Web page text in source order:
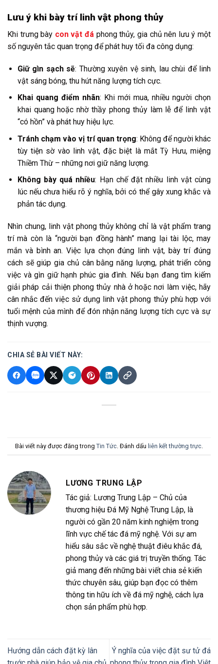
Lưu ý khi bày trí linh vật phong thủy
Khi trưng bày con vật đá phong thủy, gia chủ nên lưu ý một
số nguyên tắc quan trọng để phát huy tối đa công dụng:
Giữ gìn sạch sẽ: Thường xuyên vệ sinh, lau chùi để linh
vật sáng bóng, thu hút năng lượng tích cực.
Khai quang điểm nhãn: Khi mới mua, nhiều người chọn
khai quang hoặc nhờ thầy phong thủy làm lễ để linh vật
“có hồn” và phát huy hiệu lực.
Tránh chạm vào vị trí quan trọng: Không để người khác
tùy tiện sờ vào linh vật, đặc biệt là mắt Tỳ Hưu, miệng
Thiềm Thừ – những nơi giữ năng lượng.
Không bày quá nhiều: Hạn chế đặt nhiều linh vật cùng
lúc nếu chưa hiểu rõ ý nghĩa, bởi có thể gây xung khắc và
phản tác dụng.
Nhìn chung, linh vật phong thủy không chỉ là vật phẩm trang
trí mà còn là “người bạn đồng hành” mang lại tài lộc, may
mắn và bình an. Việc lựa chọn đúng linh vật, bày trí đúng
cách sẽ giúp gia chủ cân bằng năng lượng, phát triển công
việc và gìn giữ hạnh phúc gia đình. Nếu bạn đang tìm kiếm
giải pháp cải thiện phong thủy nhà ở hoặc nơi làm việc, hãy
cân nhắc đến việc sử dụng linh vật phong thủy phù hợp với
tuổi mệnh của mình để đón nhận năng lượng tích cực và sự
thịnh vượng.
CHIA SẺ BÀI VIẾT NÀY:
Bài viết này được đăng trong Tin Tức . Đánh dấu liên kết thường trực
LƯƠNG TRUNG LẬP
Tác giả: Lương Trung Lập – Chủ của
thương hiệu Đá Mỹ Nghệ Trung Lập, là
người có gần 20 năm kinh nghiệm trong
lĩnh vực chế tác đá mỹ nghệ. Với sự am
hiểu sâu sắc về nghệ thuật điêu khắc đá,
phong thủy và các giá trị truyền thống. Tác
giả mang đến những bài viết chia sẻ kiến
thức chuyên sâu, giúp bạn đọc có thêm
thông tin hữu ích về đá mỹ nghệ, cách lựa
chọn sản phẩm phù hợp.
Hướng dẫn cách đặt kỳ lân
Ý nghĩa của việc đặt sư tử đá